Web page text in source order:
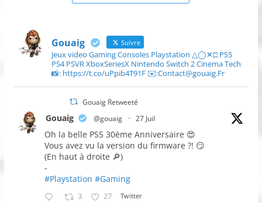
Gouaig Suivre
Jeux video Gaming Consoles Playstation △◯✕□ PS5
PS4 PSVR XboxSeriesX Nintendo Switch 2 Cinema Tech
📸: https://t.co/uPpib4T91F ✉️:Contact@gouaig.Fr
Gouaig Retweeté
Gouaig @gouaig · 27 Juil
Oh la belle PS5 30ème Anniversaire 😍
Vous avez vu la version du firmware ?! 😏
(En haut à droite 🔎)
-
#Playstation #Gaming
3 27 Twitter